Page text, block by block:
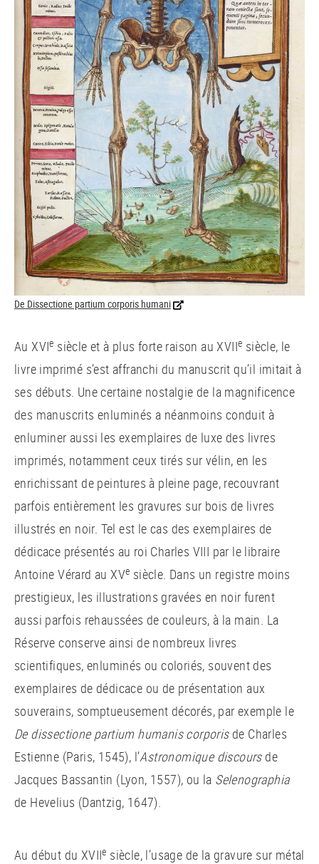
De Dissectione partium corporis humani
Au XVIe siècle et à plus forte raison au XVIIe siècle, le
livre imprimé s’est affranchi du manuscrit qu’il imitait à
ses débuts. Une certaine nostalgie de la magnificence
des manuscrits enluminés a néanmoins conduit à
enluminer aussi les exemplaires de luxe des livres
imprimés, notamment ceux tirés sur vélin, en les
enrichissant de peintures à pleine page, recouvrant
parfois entièrement les gravures sur bois de livres
illustrés en noir. Tel est le cas des exemplaires de
dédicace présentés au roi Charles VIII par le libraire
Antoine Vérard au XVe siècle. Dans un registre moins
prestigieux, les illustrations gravées en noir furent
aussi parfois rehaussées de couleurs, à la main. La
Réserve conserve ainsi de nombreux livres
scientifiques, enluminés ou coloriés, souvent des
exemplaires de dédicace ou de présentation aux
souverains, somptueusement décorés, par exemple le
De dissectione partium humanis corporisde Charles
Estienne (Paris, 1545), l’Astronomique discoursde
Jacques Bassantin (Lyon, 1557), ou la Selenographia
de Hevelius (Dantzig, 1647).
Au début du XVIIe siècle, l’usage de la gravure sur métal